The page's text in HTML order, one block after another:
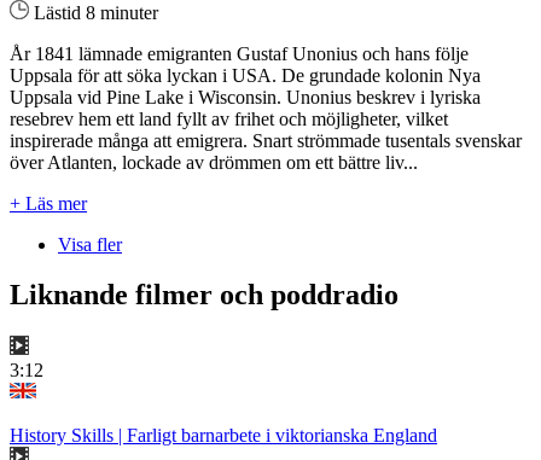
Lästid 8 minuter
År 1841 lämnade emigranten Gustaf Unonius och hans följe
Uppsala för att söka lyckan i USA. De grundade kolonin Nya
Uppsala vid Pine Lake i Wisconsin. Unonius beskrev i lyriska
resebrev hem ett land fyllt av frihet och möjligheter, vilket
inspirerade många att emigrera. Snart strömmade tusentals svenskar
över Atlanten, lockade av drömmen om ett bättre liv...
+ Läs mer
Visa fler
Liknande filmer och poddradio
3:12
History Skills | Farligt barnarbete i viktorianska England